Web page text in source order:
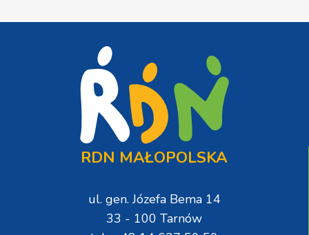
RDN MAŁOPOLSKA
ul. gen. Józefa Bema 14
33 - 100 Tarnów